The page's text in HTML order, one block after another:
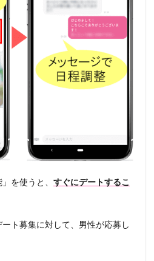
を使うと、 すぐにデートするこ
ト募集に対して、男性が応募し